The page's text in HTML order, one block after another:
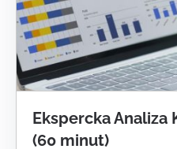
Ekspercka Analiza
(60 minut)